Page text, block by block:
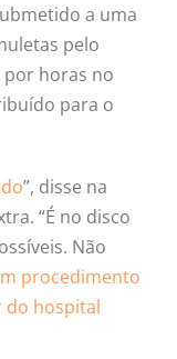
a uma
pelo
horas no
para o
”, disse na
“É no disco
Não
procedimento
do hospital